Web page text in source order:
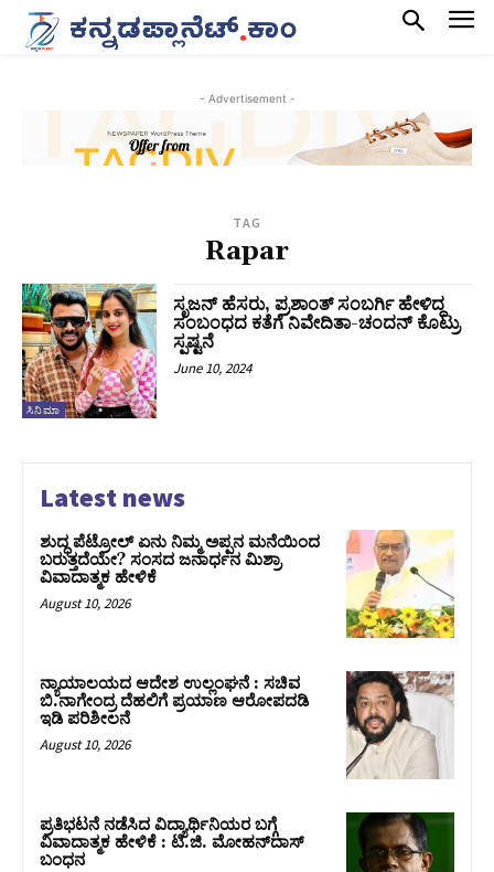
- Advertisement -
TAG
Rapar
ಸಿನಿಮಾ
ಸೃಜನ್ ಹೆಸರು, ಪ್ರಶಾಂತ್ ಸಂಬರ್ಗಿ ಹೇಳಿದ್ದ
ಸಂಬಂಧದ ಕತೆಗೆ ನಿವೇದಿತಾ-ಚಂದನ್ ಕೊಟ್ರು
ಸ್ಪಷ್ಟನೆ
June 10, 2024
Latest news
ಶುದ್ಧ ಪೆಟ್ರೋಲ್ ಏನು ನಿಮ್ಮ ಅಪ್ಪನ ಮನೆಯಿಂದ
ಬರುತ್ತದೆಯೇ? ಸಂಸದ ಜನಾರ್ಧನ ಮಿಶ್ರಾ
ವಿವಾದಾತ್ಮಕ ಹೇಳಿಕೆ
August 10, 2026
ನ್ಯಾಯಾಲಯದ ಆದೇಶ ಉಲ್ಲಂಘನೆ : ಸಚಿವ
ಬಿ.ನಾಗೇಂದ್ರ ದೆಹಲಿಗೆ ಪ್ರಯಾಣ ಆರೋಪದಡಿ
ಇಡಿ ಪರಿಶೀಲನೆ
August 10, 2026
ಪ್ರತಿಭಟನೆ ನಡೆಸಿದ ವಿದ್ಯಾರ್ಥಿನಿಯರ ಬಗ್ಗೆ
ವಿವಾದಾತ್ಮಕ ಹೇಳಿಕೆ : ಟಿ.ಜಿ. ಮೋಹನ್‌ದಾಸ್‌
ಬಂಧನ